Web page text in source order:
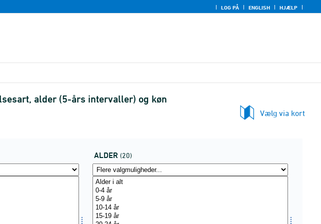
LOG PÅ ENGLISH HJÆLP
alder (5-års intervaller) og køn
Vælg via kort
ALDER (20)